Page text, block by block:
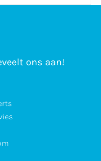
ons aan!